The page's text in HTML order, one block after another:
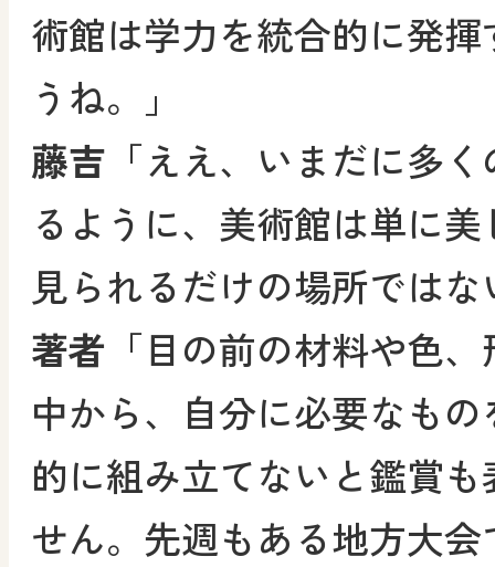
術館は学力を統合的に発
うね。」
藤吉 「ええ、いまだに多
るように、美術館は単に
見られるだけの場所では
著者 「目の前の材料や色
中から、自分に必要なも
的に組み立てないと鑑賞
せん。先週もある地方大